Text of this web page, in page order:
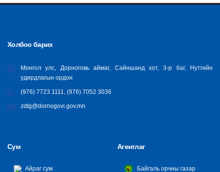
Холбоо барих
Монгол улс, Дорноговь аймаг, Сайншанд хот, 3-р баг, Нутгийн
удирдлагын ордон
(976) 7723 1111, (976) 7052 3036
zdtg@dornogovi.gov.mn
Сум
Айраг сум
Агентлаг
Байгаль орчны газар